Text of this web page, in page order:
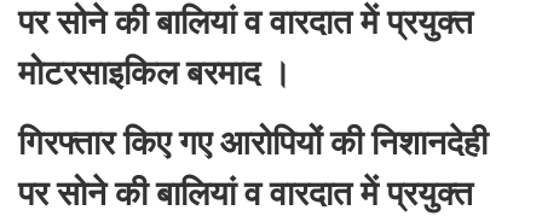
पर सोने की बालियां व वारदात में प्रयुक्त
मोटरसाइकिल बरमाद ।
गिरफ्तार किए गए आरोपियों की निशानदेही
पर सोने की बालियां व वारदात में प्रयुक्त